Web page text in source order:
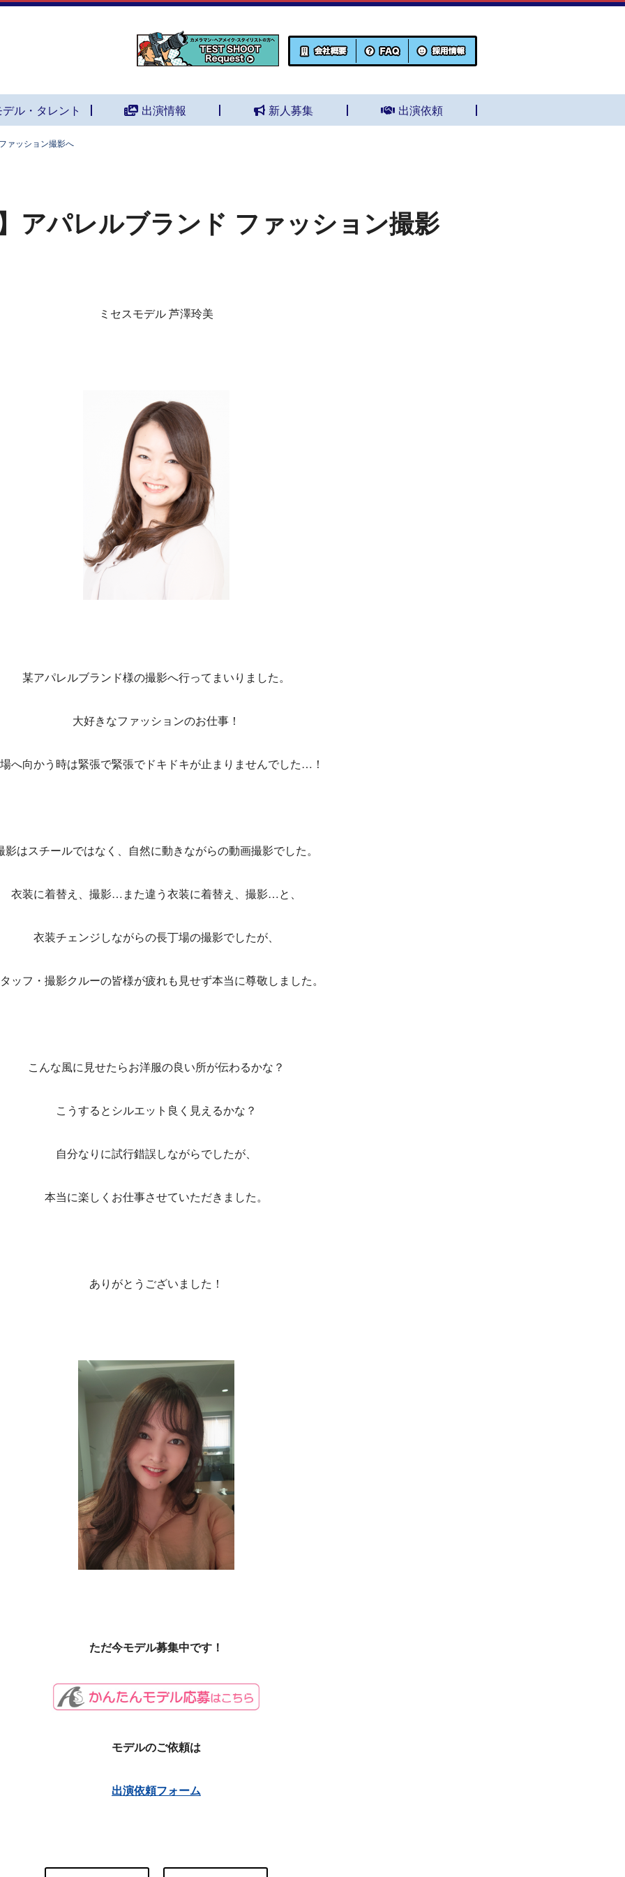
ル・タレント 出演情報 新人募集 出演依頼
ァッション撮影へ
アパレルブランド ファッション撮影
ミセスモデル 芦澤玲美
某アパレルブランド様の撮影へ行ってまいりました。
大好きなファッションのお仕事！
へ向かう時は緊張で緊張でドキドキが止まりませんでした…！
影はスチールではなく、自然に動きながらの動画撮影でした。
衣装に着替え、撮影…また違う衣装に着替え、撮影…と、
衣装チェンジしながらの長丁場の撮影でしたが、
ッフ・撮影クルーの皆様が疲れも見せず本当に尊敬しました。
こんな風に見せたらお洋服の良い所が伝わるかな？
こうするとシルエット良く見えるかな？
自分なりに試行錯誤しながらでしたが、
本当に楽しくお仕事させていただきました。
ありがとうございました！
ただ今モデル募集中です！
モデルのご依頼は
出演依頼フォーム